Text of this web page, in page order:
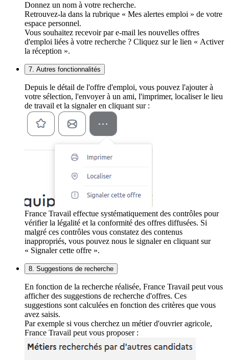
Donnez un nom à votre recherche.
Retrouvez-la dans la rubrique « Mes alertes emploi » de votre
espace personnel.
Vous souhaitez recevoir par e-mail les nouvelles offres
d'emploi liées à votre recherche ? Cliquez sur le lien « Activer
la réception ».
7. Autres fonctionnalités
Depuis le détail de l'offre d'emploi, vous pouvez l'ajouter à
votre sélection, l'envoyer à un ami, l'imprimer, localiser le lieu
de travail et la signaler en cliquant sur :
France Travail effectue systématiquement des contrôles pour
vérifier la légalité et la conformité des offres diffusées. Si
malgré ces contrôles vous constatez des contenus
inappropriés, vous pouvez nous le signaler en cliquant sur
« Signaler cette offre ».
8. Suggestions de recherche
En fonction de la recherche réalisée, France Travail peut vous
afficher des suggestions de recherche d'offres. Ces
suggestions sont calculées en fonction des critères que vous
avez saisis.
Par exemple si vous cherchez un métier d'ouvrier agricole,
France Travail peut vous proposer :